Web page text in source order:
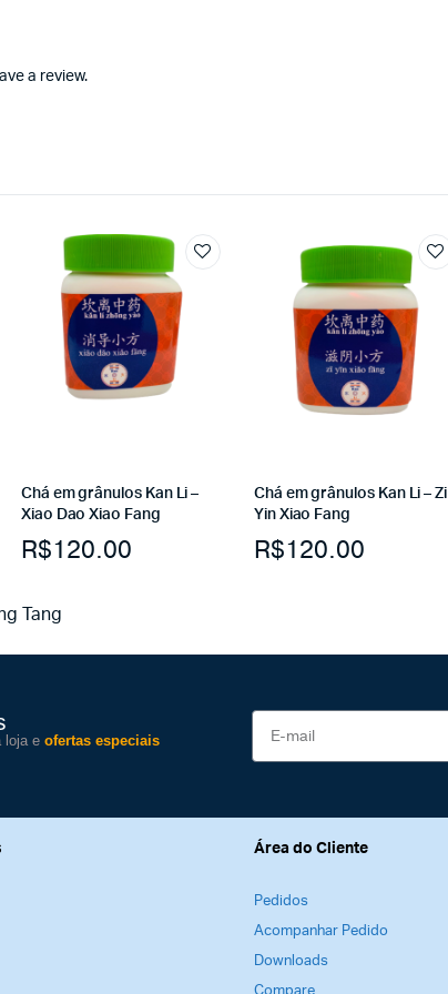
a review.
Chá em grânulos Kan Li –
Xiao Dao Xiao Fang
R$120.00
Chá em grânulos Kan Li – Zi
Yin Xiao Fang
R$120.00
Tang
loja e ofertas especiais
Área do Cliente
Pedidos
Acompanhar Pedido
Downloads